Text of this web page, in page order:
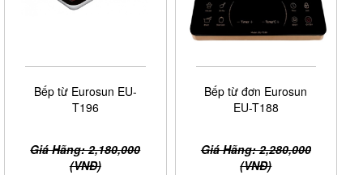
Bếp từ Eurosun EU-
T196
Giá Hãng: 2,180,000
(VNĐ)
Bếp từ đơn Eurosun
EU-T188
Giá Hãng: 2,280,000
(VNĐ)